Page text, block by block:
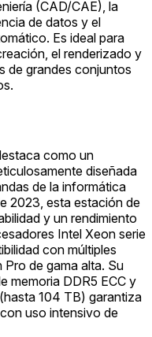
(CAD/CAE), la
de datos y el
Es ideal para
el renderizado y
de grandes conjuntos
como un
diseñada
de la informática
2023, esta estación de
y un rendimiento
Intel Xeon serie
con múltiples
de gama alta. Su
memoria DDR5 ECC y
104 TB) garantiza
uso intensivo de